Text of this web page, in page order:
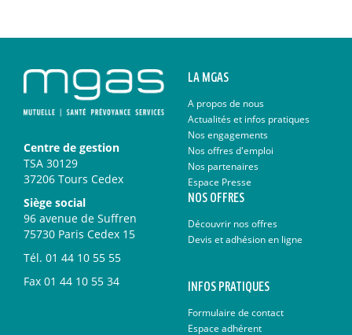
Centre de gestion
TSA 30129
37206 Tours Cedex
Siège social
96 avenue de Suffren
75730 Paris Cedex 15
Tél. 01 44 10 55 55
Fax 01 44 10 55 34
LA MGAS
A propos de nous
Actualités et infos pratiques
Nos engagements
Nos offres d'emploi
Nos partenaires
Espace Presse
NOS OFFRES
Découvrir nos offres
Devis et adhésion en ligne
INFOS PRATIQUES
Formulaire de contact
Espace adhérent